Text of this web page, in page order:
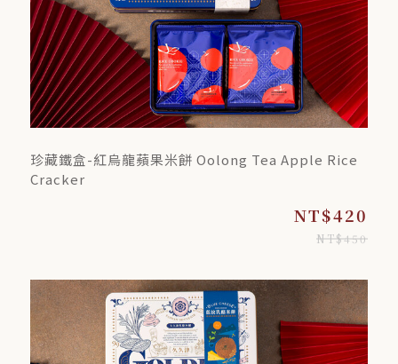
珍藏鐵盒-紅烏龍蘋果米餅 Oolong Tea Apple Rice
Cracker
NT$420
NT$450